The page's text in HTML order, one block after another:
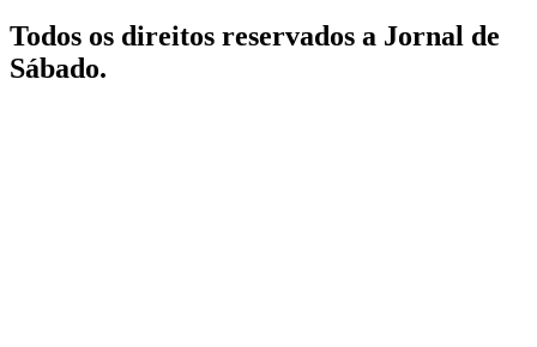
Todos os direitos reservados a Jornal de
Sábado.